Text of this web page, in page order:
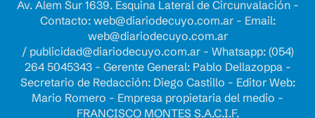
Av. Alem Sur 1639. Esquina Lateral de Circunvalación -
Contacto: web@diariodecuyo.com.ar- Email:
web@diariodecuyo.com.ar
/ publicidad@diariodecuyo.com.ar- Whatsapp: (054)
264 5045343 - Gerente General: Pablo Dellazoppa -
Secretario de Redacción: Diego Castillo - Editor Web:
Mario Romero - Empresa propietaria del medio -
FRANCISCO MONTES S.A.C.I.F.